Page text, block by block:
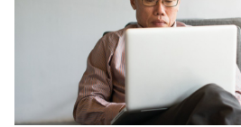
股息逾 2.35 兆元讓投資人心情陰轉晴，
大跌，逾 6%、逾 8% 等議題不斷被提起
股息（00878）吸引投資人爭相買進。 因
市值在 Top5 中較上個月再上升一名，不僅